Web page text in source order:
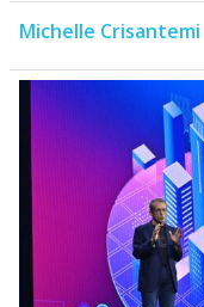
Michelle Crisantemi